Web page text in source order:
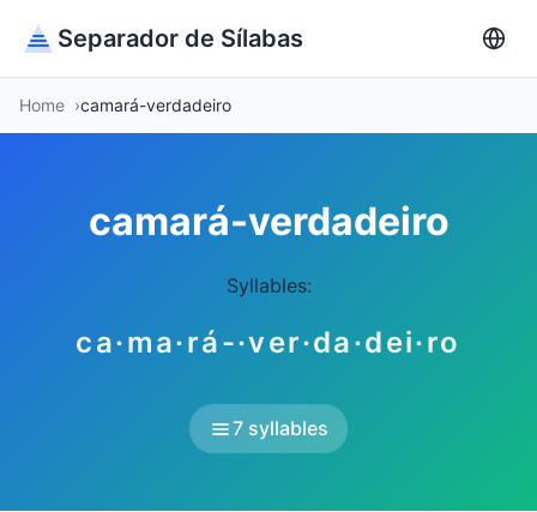
Separador de Sílabas
Home camará-verdadeiro
camará-verdadeiro
Syllables:
ca·ma·rá-·ver·da·dei·ro
7 syllables